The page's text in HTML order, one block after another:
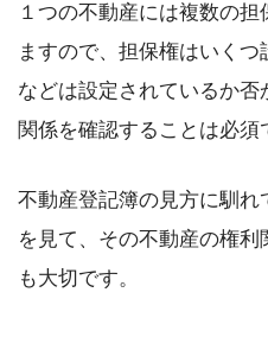
１つの不動産には複数の
ますので、担保権はいく
などは設定されているか否
関係を確認することは必須
不動産登記簿の見方に馴
を見て、その不動産の権
も大切です。